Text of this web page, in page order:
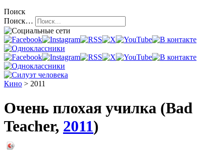
Поиск
Поиск…
Кино > 2011
Очень плохая училка (Bad
Teacher, 2011)